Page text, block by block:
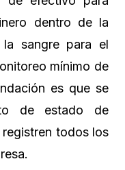
dentro de la
sangre para el
mínimo de
es que se
de estado de
todos los